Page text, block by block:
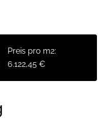
Preis pro m2:
6.122,45 €